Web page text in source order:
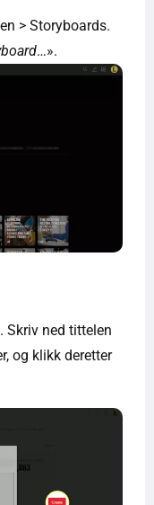
> Storyboards.
…».
Skriv ned tittelen
og klikk deretter